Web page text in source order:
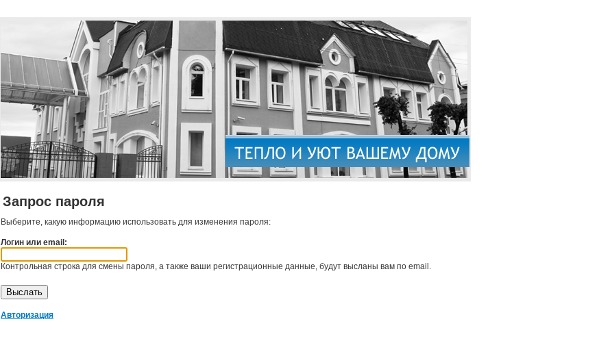
Запрос пароля
Выберите, какую информацию использовать для изменения пароля:
Логин или email:
Контрольная строка для смены пароля, а также ваши регистрационные данные, будут высланы вам по email.
Авторизация